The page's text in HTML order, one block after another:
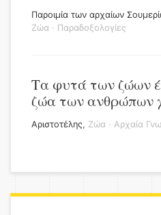
Παροιμία των αρχαίων
Ζώα · Παραδοξολογίες
Τα φυτά των ζώων
ζώα των ανθρώπων
Αριστοτέλης, Ζώα · Αρχαία